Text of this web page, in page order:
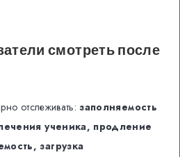
смотреть после
отслеживать:заполняемость
ученика, продление
загрузка